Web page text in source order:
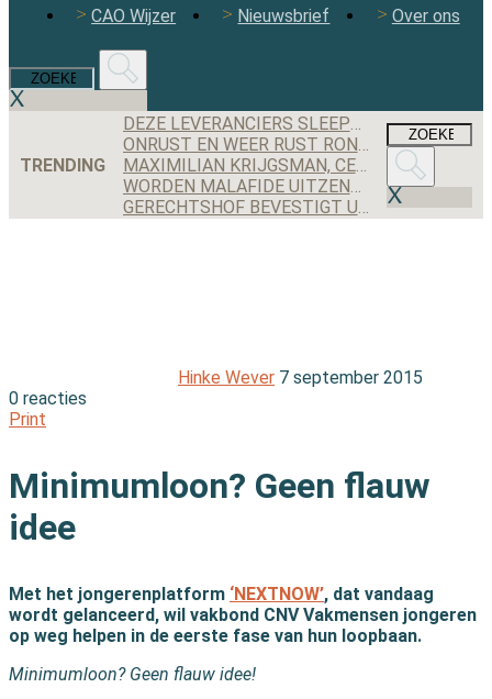
CAO Wijzer
Nieuwsbrief Over ons
TRENDING
DEZE LEVERANCIERS SLEEPTEN DE MEESTE AANBESTEDINGEN BINNEN IN 2025
ONRUST EN WEER RUST ROND JEX BACKOFFICE II
MAXIMILIAN KRIJGSMAN, CEO RGF STAFFING NEDERLAND: ‘WE GROEIEN EINDELIJK WEER STEVIG, MAAR IK BEN NOG LANG NIET TEVREDEN’
WORDEN MALAFIDE UITZENDERS NOG JARENLANG GEDOOGD DOOR DE OVERGANGSREGELING VAN DE WTTA?
GERECHTSHOF BEVESTIGT UITSPRAAK: UITZENDBUREAU MOET ALSNOG KWARTIER VOORBEREIDINGSTIJD SCHIPHOL-MEDEWERKER UITBETALEN
Hinke Wever 7 september 2015
0 reacties
Print
Minimumloon? Geen flauw
idee
Met het jongerenplatform ‘NEXTNOW’, dat vandaag
wordt gelanceerd, wil vakbond CNV Vakmensen jongeren
op weg helpen in de eerste fase van hun loopbaan.
Minimumloon? Geen flauw idee!